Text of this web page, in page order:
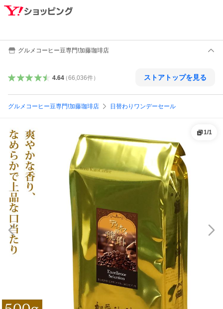
グルメコーヒー豆専門!加藤珈琲店
4.64（66,036件） ストアトップを見る
グルメコーヒー豆専門!加藤珈琲店 日替わりワンデーセール
1/1